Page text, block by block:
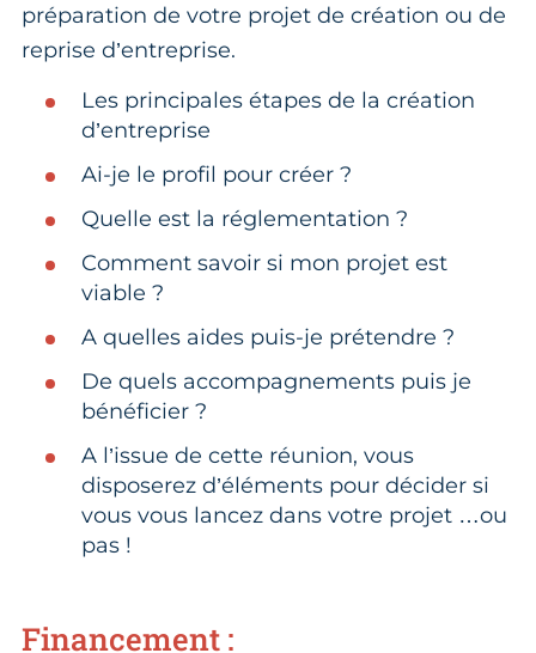
préparation de votre projet de création ou de
reprise d’entreprise.
Les principales étapes de la création
d’entreprise
Ai-je le profil pour créer ?
Quelle est la réglementation ?
Comment savoir si mon projet est
viable ?
A quelles aides puis-je prétendre ?
De quels accompagnements puis je
bénéficier ?
A l’issue de cette réunion, vous
disposerez d’éléments pour décider si
vous vous lancez dans votre projet …ou
pas !
Financement :